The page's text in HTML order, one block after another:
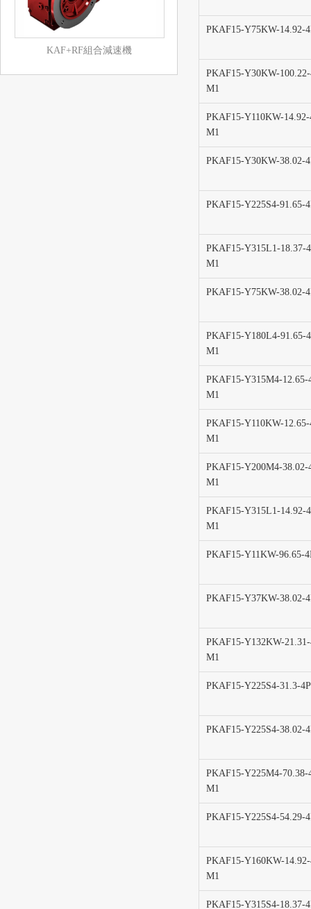
KAF+RF組合減速機
PKAF15-Y75KW-14.92-
PKAF15-Y30KW-
M1
PKAF15-Y110KW-14.92-
M1
PKAF15-Y30KW-38.02-
PKAF15-Y225S4-91.65-
PKAF15-Y315L1-18.37-
M1
PKAF15-Y75KW-38.02-
PKAF15-Y180L4-91.65-
M1
PKAF15-Y315M4-12.65-
M1
PKAF15-Y110KW-12.65-
M1
PKAF15-Y200M4-38.02-
M1
PKAF15-Y315L1-14.92-
M1
PKAF15-Y11KW-96.65-
PKAF15-Y37KW-38.02-
PKAF15-Y132KW-
M1
PKAF15-Y225S4-31.3-
PKAF15-Y225S4-38.02-
PKAF15-Y225M4-70.38-
M1
PKAF15-Y225S4-54.29-
PKAF15-Y160KW-
M1
PKAF15-Y315S4-18.37-